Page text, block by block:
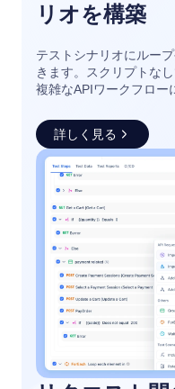
リオを構築
テストシナリオにルー
きます。スクリプトな
複雑なAPIワークフロー
詳しく見る